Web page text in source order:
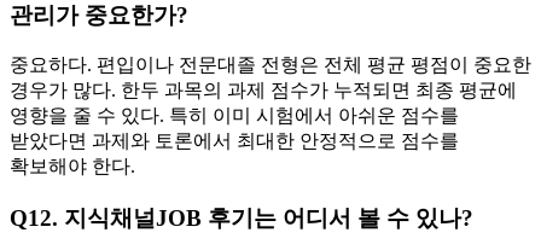
관리가 중요한가?
중요하다. 편입이나 전문대졸 전형은 전체 평균 평점이 중요한
경우가 많다. 한두 과목의 과제 점수가 누적되면 최종 평균에
영향을 줄 수 있다. 특히 이미 시험에서 아쉬운 점수를
받았다면 과제와 토론에서 최대한 안정적으로 점수를
확보해야 한다.
Q12. 지식채널JOB 후기는 어디서 볼 수 있나?